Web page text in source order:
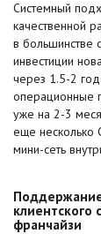
Системный
качественной
в большинстве
инвестиции
через 1.5-2
операционные
уже на 2-3
еще несколько
мини-сеть
клиентского
франчайзи